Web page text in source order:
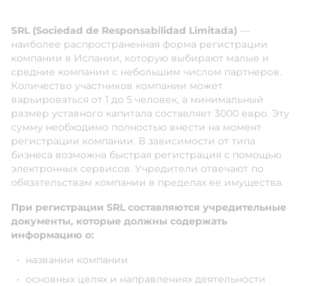
SRL (Sociedad de Responsabilidad Limitada) —
наиболее распространенная форма регистрации
компании в Испании, которую выбирают малые и
средние компании с небольшим числом партнеров.
Количество участников компании может
варьироваться от 1 до 5 человек, а минимальный
размер уставного капитала составляет 3000 евро. Эту
сумму необходимо полностью внести на момент
регистрации компании. В зависимости от типа
бизнеса возможна быстрая регистрация с помощью
электронных сервисов. Учредители отвечают по
обязательствам компании в пределах ее имущества.
При регистрации SRL составляются учредительные
документы, которые должны содержать
информацию о:
названии компании
основных целях и направлениях деятельности